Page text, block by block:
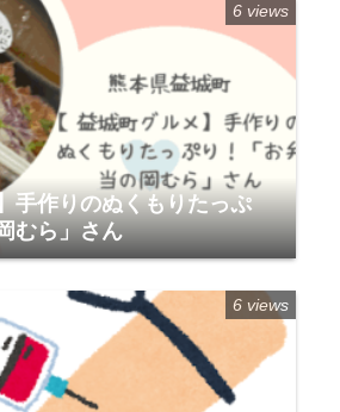
手作りのぬくもりたっぷ
むら」さん
6 views
6 views